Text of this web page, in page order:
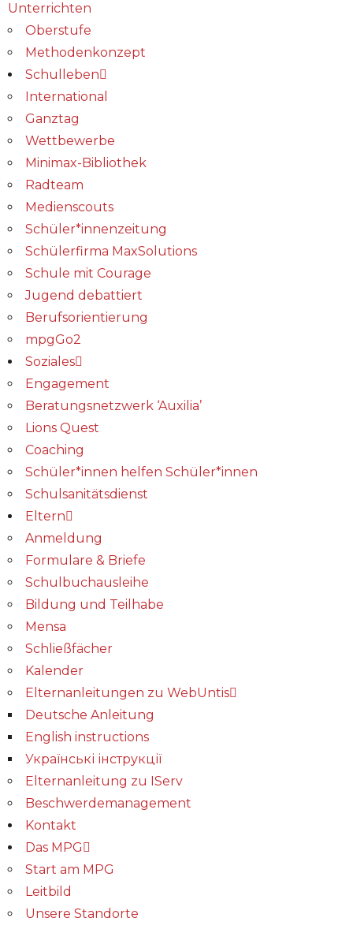
Unterrichten
Oberstufe
Methodenkonzept
Schulleben
International
Ganztag
Wettbewerbe
Minimax-Bibliothek​
Radteam
Medienscouts
Schüler*innenzeitung
Schülerfirma MaxSolutions
Schule mit Courage
Jugend debattiert
Berufsorientierung
mpgGo2
Soziales
Engagement
Beratungsnetzwerk ‘Auxilia’
Lions Quest
Coaching
Schüler*innen helfen Schüler*innen
Schulsanitätsdienst
Eltern
Anmeldung
Formulare & Briefe
Schulbuchausleihe
Bildung und Teilhabe
Mensa
Schließfächer
Kalender
Elternanleitungen zu WebUntis
Deutsche Anleitung
English instructions
Українські інструкції
Elternanleitung zu IServ
Beschwerdemanagement
Kontakt
Das MPG
Start am MPG
Leitbild
Unsere Standorte